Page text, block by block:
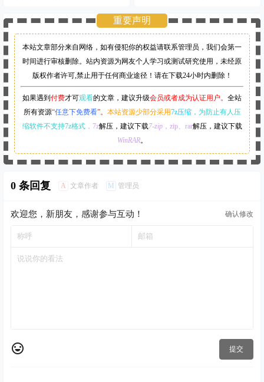
重要声明
本站文章部分来自网络，如有侵犯你的权益请联系管理员， 我们会第一
时间进行审核删除。站内资源为网友个人学习或测试研究使用，未经原
版权作者许可,禁止用于任何商业途径！请在下载24小时内删除！
如果遇到付费才可观看的文章，建议升级会员或者成为认证用户。 全站
所有资源“任意下免费看”。 本站资源少部分采用7z压缩， 为防止有人压
缩软件不支持7z格式，7z解压，建议下载7-zip，zip、rar解压，建议下载
WinRAR。
0 条回复 A 文章作者 M 管理员
欢迎您，新朋友，感谢参与互动！ 确认修改
提交